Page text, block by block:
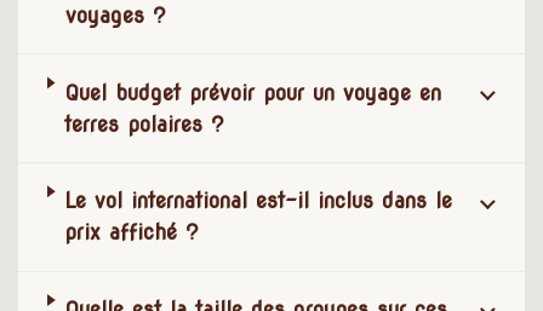
voyages ?
Quel budget prévoir pour un voyage en
terres polaires ?
Le vol international est-il inclus dans le
prix affiché ?